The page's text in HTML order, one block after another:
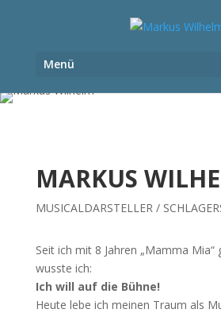
MARKUS
MUSICALDARSTELLER /
Seit ich mit 8 Jahren „Mamma Mia“
wusste ich:
Ich will auf die Bühne!
Heute lebe ich meinen Traum als